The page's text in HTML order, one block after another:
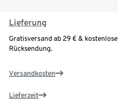
Lieferung
Gratisversand ab 29 € & kostenlose
Rücksendung.
Versandkosten
Lieferzeit